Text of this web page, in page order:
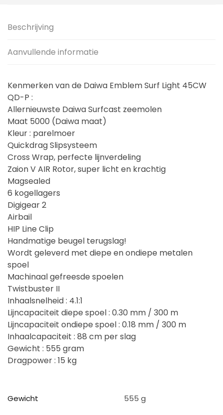
Beschrijving
Aanvullende informatie
Kenmerken van de Daiwa Emblem Surf Light 45CW
QD-P :
Allernieuwste Daiwa Surfcast zeemolen
Maat 5000 (Daiwa maat)
Kleur : parelmoer
Quickdrag Slipsysteem
Cross Wrap, perfecte lijnverdeling
Zaion V AIR Rotor, super licht en krachtig
Magsealed
6 kogellagers
Digigear 2
Airbail
HIP Line Clip
Handmatige beugel terugslag!
Wordt geleverd met diepe en ondiepe metalen
spoel
Machinaal gefreesde spoelen
Twistbuster II
Inhaalsnelheid : 4.1:1
Lijncapaciteit diepe spoel : 0.30 mm / 300 m
Lijncapaciteit ondiepe spoel : 0.18 mm / 300 m
Inhaalcapaciteit : 88 cm per slag
Gewicht : 555 gram
Dragpower : 15 kg
Gewicht 555 g